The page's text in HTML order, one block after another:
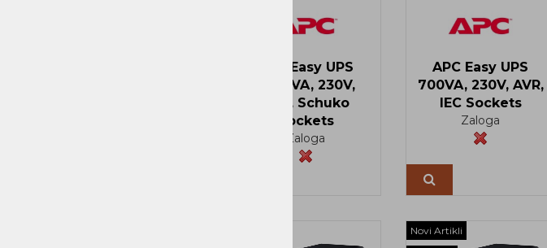
APC Easy UPS
2200VA, 230V,
AVR, Schuko
Sockets
Zaloga
APC Easy UPS
700VA, 230V, AVR,
IEC Sockets
Zaloga
Novi Artikli